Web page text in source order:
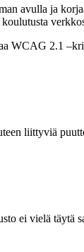
avulla ja
WCAG 2.1
liittyviä
ei vielä täytä